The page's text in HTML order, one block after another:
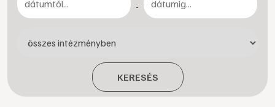
-
KERESÉS